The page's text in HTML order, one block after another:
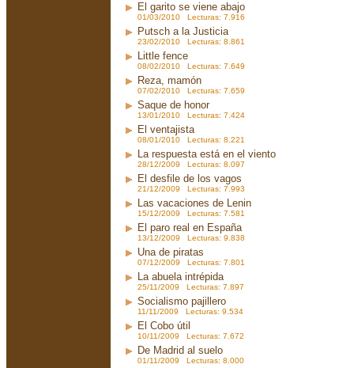
El garito se viene abajo
01/03/2010 Lecturas: 7.916
Putsch a la Justicia
23/02/2010 Lecturas: 8.861
Little fence
08/02/2010 Lecturas: 7.649
Reza, mamón
07/02/2010 Lecturas: 7.659
Saque de honor
13/01/2010 Lecturas: 7.424
El ventajista
08/01/2010 Lecturas: 8.221
La respuesta está en el viento
28/12/2009 Lecturas: 8.097
El desfile de los vagos
21/12/2009 Lecturas: 7.993
Las vacaciones de Lenin
15/12/2009 Lecturas: 7.581
El paro real en España
13/12/2009 Lecturas: 9.838
Una de piratas
07/12/2009 Lecturas: 7.801
La abuela intrépida
25/11/2009 Lecturas: 7.897
Socialismo pajillero
11/11/2009 Lecturas: 9.534
El Cobo útil
10/11/2009 Lecturas: 7.672
De Madrid al suelo
01/11/2009 Lecturas: 8.000